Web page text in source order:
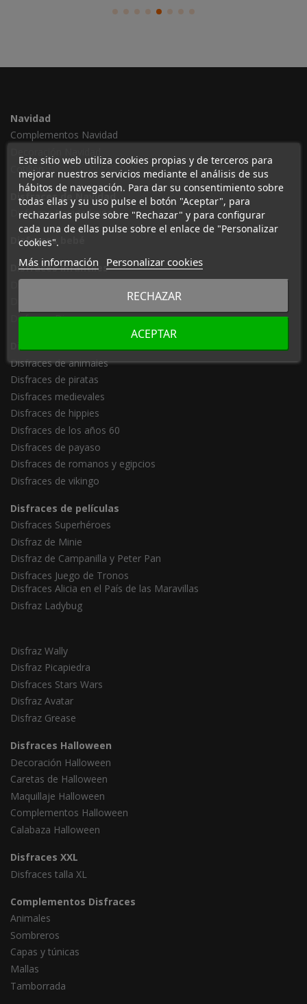
Navidad
Complementos Navidad
Cotillón
Disfraces de Navidad
Disfraces Navidad niños
Disfraces bebé
Disfraces infantiles
Disfraces de Hada
Disfraces Disney
Disfraces Adultos
Disfraces de animales
Disfraces de piratas
Disfraces medievales
Disfraces de hippies
Disfraces de los años 60
Disfraces de payaso
Disfraces de romanos y egipcios
Disfraces de vikingo
Disfraces de películas
Disfraces Superhéroes
Disfraz de Minie
Disfraz de Campanilla y Peter Pan
Disfraces Juego de Tronos
Disfraces Alicia en el País de las Maravillas
Disfraz Ladybug
Disfraz Wally
Disfraz Picapiedra
Disfraces Stars Wars
Disfraz Avatar
Disfraz Grease
Disfraces Halloween
Decoración Halloween
Caretas de Halloween
Maquillaje Halloween
Complementos Halloween
Calabaza Halloween
Disfraces XXL
Disfraces talla XL
Complementos Disfraces
Animales
Sombreros
Capas y túnicas
Mallas
Tamborrada
Este sitio web utiliza cookies propias y de terceros para
mejorar nuestros servicios mediante el análisis de sus
hábitos de navegación. Para dar su consentimiento sobre
todas ellas y su uso pulse el botón "Aceptar", para
rechazarlas pulse sobre "Rechazar" y para configurar
cada una de ellas pulse sobre el enlace de "Personalizar
cookies".
Más información Personalizar cookies
RECHAZAR
ACEPTAR